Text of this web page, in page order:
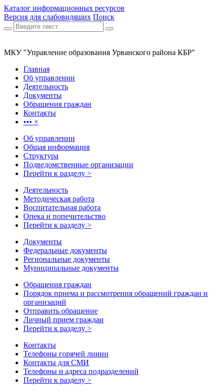
Каталог информационных ресурсов
Версия для слабовидящих Поиск
МКУ "Управление образования Урванского района КБР"
Главная
Об управлении
Деятельность
Документы
Обращения граждан
Контакты
••• ×
Об управлении
Общая информация
Структура
Подведомственные организации
Перейти к разделу >
Деятельность
Методическая работа
Воспитательная работа
Опека и попечительство
Перейти к разделу >
Документы
Федеральные документы
Региональные документы
Муниципальные документы
Обращения граждан
Порядок приема и рассмотрения обращений граждан и
организаций
Отправить обращение
Личный прием граждан
Перейти к разделу >
Контакты
Телефоны горячей линии
Контакты для СМИ
Телефоны и адреса подразделений
Перейти к разделу >